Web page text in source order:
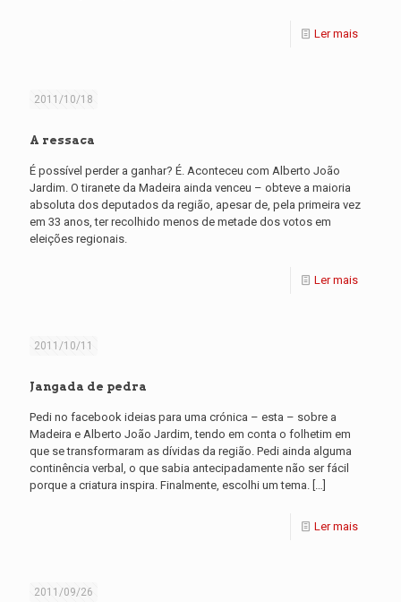
Ler mais
2011/10/18
A ressaca
É possível perder a ganhar? É. Aconteceu com Alberto João
Jardim. O tiranete da Madeira ainda venceu – obteve a maioria
absoluta dos deputados da região, apesar de, pela primeira vez
em 33 anos, ter recolhido menos de metade dos votos em
eleições regionais.
Ler mais
2011/10/11
Jangada de pedra
Pedi no facebook ideias para uma crónica – esta – sobre a
Madeira e Alberto João Jardim, tendo em conta o folhetim em
que se transformaram as dívidas da região. Pedi ainda alguma
continência verbal, o que sabia antecipadamente não ser fácil
porque a criatura inspira. Finalmente, escolhi um tema. […]
Ler mais
2011/09/26